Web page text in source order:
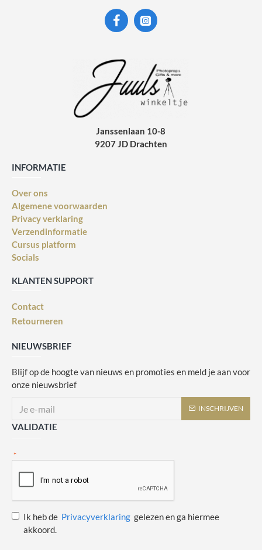
Janssenlaan 10-8
9207 JD Drachten
INFORMATIE
Over ons
Algemene voorwaarden
Privacy verklaring
Verzendinformatie
Cursus platform
Socials
KLANTEN SUPPORT
Contact
Retourneren
NIEUWSBRIEF
Blijf op de hoogte van nieuws en promoties en meld je aan voor
onze nieuwsbrief
INSCHRIJVEN
VALIDATIE
Ik heb de Privacyverklaring gelezen en ga hiermee
akkoord.